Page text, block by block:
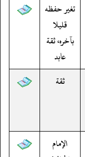
تغير حفظه
قليلا
بآخره، ثقة
عابد
ثقة
الإمام